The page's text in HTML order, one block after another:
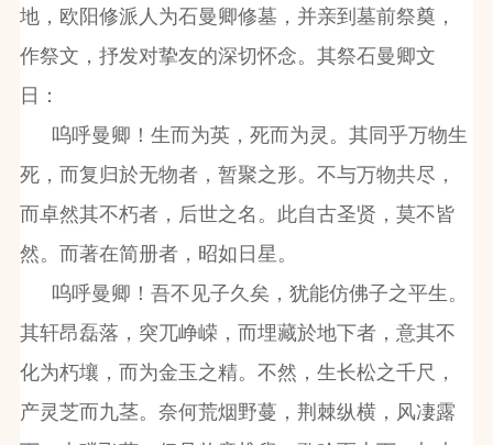
地，欧阳修派人为石曼卿修墓，并亲到墓前祭奠，
作祭文，抒发对挚友的深切怀念。其祭石曼卿文
日：
呜呼曼卿！生而为英，死而为灵。其同乎万物生
死，而复归於无物者，暂聚之形。不与万物共尽，
而卓然其不朽者，后世之名。此自古圣贤，莫不皆
然。而著在简册者，昭如日星。
呜呼曼卿！吾不见子久矣，犹能仿佛子之平生。
其轩昂磊落，突兀峥嵘，而埋藏於地下者，意其不
化为朽壤，而为金玉之精。不然，生长松之千尺，
产灵芝而九茎。奈何荒烟野蔓，荆棘纵横，风凄露